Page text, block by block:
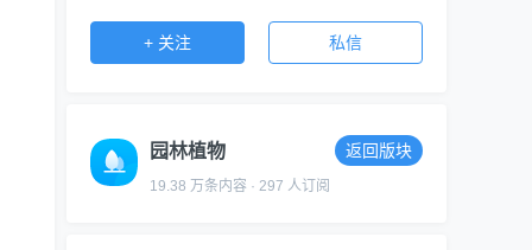
+ 关注 私信
园林植物 返回版块
19.38 万条内容 · 297 人订阅